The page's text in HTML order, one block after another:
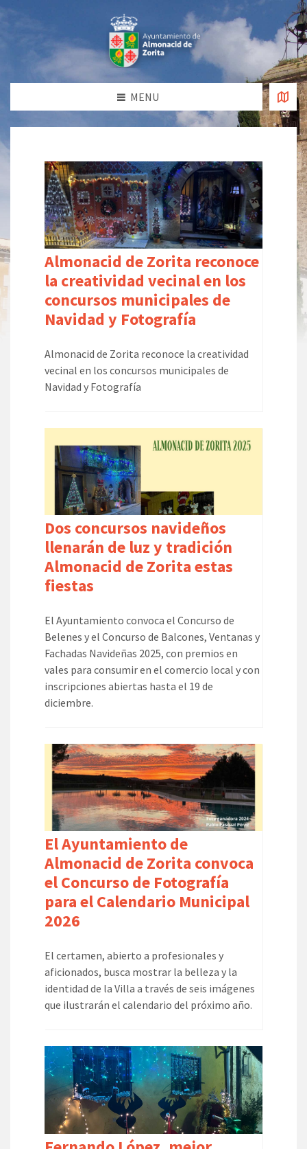
MENU
Almonacid de Zorita reconoce
la creatividad vecinal en los
concursos municipales de
Navidad y Fotografía
Almonacid de Zorita reconoce la creatividad
vecinal en los concursos municipales de
Navidad y Fotografía
Dos concursos navideños
llenarán de luz y tradición
Almonacid de Zorita estas
fiestas
El Ayuntamiento convoca el Concurso de
Belenes y el Concurso de Balcones, Ventanas y
Fachadas Navideñas 2025, con premios en
vales para consumir en el comercio local y con
inscripciones abiertas hasta el 19 de
diciembre.
El Ayuntamiento de
Almonacid de Zorita convoca
el Concurso de Fotografía
para el Calendario Municipal
2026
El certamen, abierto a profesionales y
aficionados, busca mostrar la belleza y la
identidad de la Villa a través de seis imágenes
que ilustrarán el calendario del próximo año.